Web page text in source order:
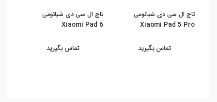
تاچ ال سی دی شیائومی
Xiaomi Pad 5 Pro
تماس بگیرید
تاچ ال سی دی شیائومی
Xiaomi Pad 6
تماس بگیرید